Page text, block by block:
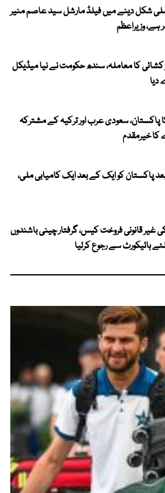
شکل دینے میں فیلڈ مارشل سید عاصم منیر
ہے، وزیراعظم
کشائی کا معاملہ، سندھ حکومت نے نیا میڈیکل
دیا
سعودی عرب اور ترکیہ کے مشترکہ
خیرمقدم
پاکستان کو ایک کے بعد ایک کامیابی ملی،
غیر قانونی فروخت کیس، گرفتار چینی باشندوں
ہائیکورٹ سے رجوع کرلیا